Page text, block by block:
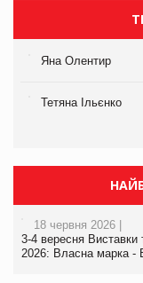
Яна Олентир
Тетяна Ільєнко
18 червня 2026 |
3-4 вересня Виставки
2026: Власна марка -